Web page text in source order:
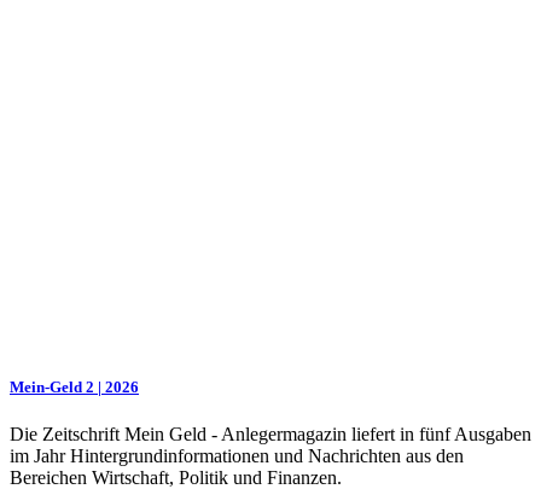
Mein-Geld 2 | 2026
Die Zeitschrift Mein Geld - Anlegermagazin liefert in fünf Ausgaben
im Jahr Hintergrundinformationen und Nachrichten aus den
Bereichen Wirtschaft, Politik und Finanzen.